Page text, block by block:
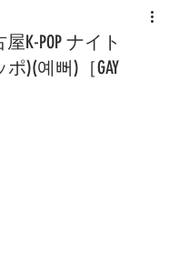
K-POP ナイト
ポ)(예뻐)［GAY